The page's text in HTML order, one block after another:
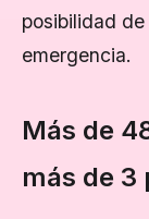
posibilidad
emergencia.
Más de
más de 3